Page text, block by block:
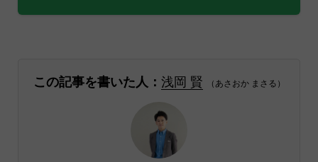
この記事を書いた人： 浅岡 賢 （あさおか まさる）